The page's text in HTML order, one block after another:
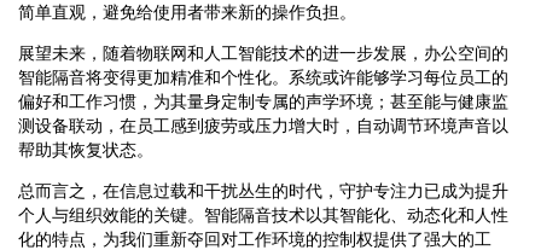
简单直观，避免给使用者带来新的操作负担。
展望未来，随着物联网和人工智能技术的进一步发展，办公空间的
智能隔音将变得更加精准和个性化。系统或许能够学习每位员工的
偏好和工作习惯，为其量身定制专属的声学环境；甚至能与健康监
测设备联动，在员工感到疲劳或压力增大时，自动调节环境声音以
帮助其恢复状态。
总而言之，在信息过载和干扰丛生的时代，守护专注力已成为提升
个人与组织效能的关键。智能隔音技术以其智能化、动态化和人性
化的特点，为我们重新夺回对工作环境的控制权提供了强大的工